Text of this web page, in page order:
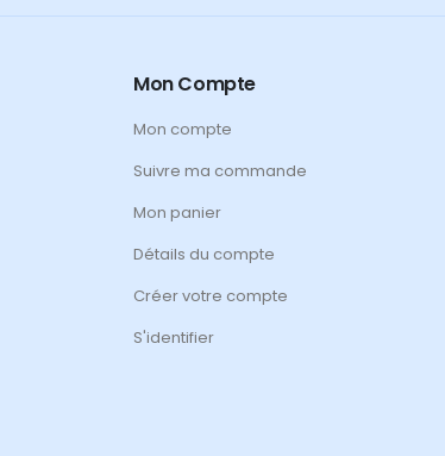
Mon Compte
Mon compte
Suivre ma commande
Mon panier
Détails du compte
Créer votre compte
S'identifier